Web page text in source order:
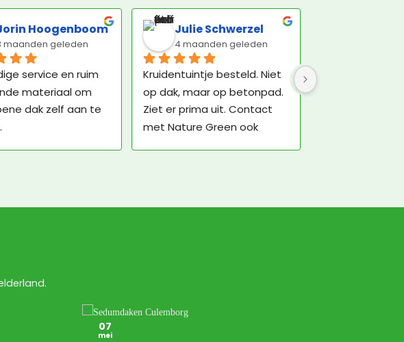
Hoogenboom
maanden geleden
service en ruim
materiaal om
dak zelf aan te
Julie Schwerzel
4 maanden geleden
Kruidentuintje besteld. Niet
op dak, maar op betonpad.
Ziet er prima uit. Contact
met Nature Green ook
07
mei